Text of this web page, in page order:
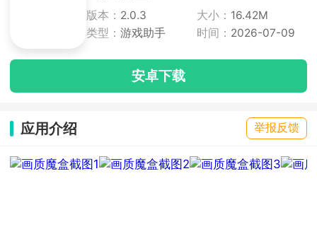
版本： 2.0.3 大小： 16.42M
类型： 游戏助手 时间： 2026-07-09
安卓下载
应用介绍 举报反馈